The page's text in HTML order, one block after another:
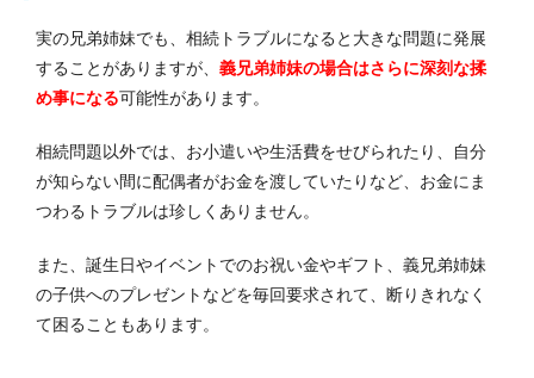
実の兄弟姉妹でも、相続トラブルになると大きな問題に発展
することがありますが、 義兄弟姉妹の場合はさらに深刻な揉
め事になる可能性があります。
相続問題以外では、お小遣いや生活費をせびられたり、自分
が知らない間に配偶者がお金を渡していたりなど、お金にま
つわるトラブルは珍しくありません。
また、誕生日やイベントでのお祝い金やギフト、義兄弟姉妹
の子供へのプレゼントなどを毎回要求されて、断りきれなく
て困ることもあります。